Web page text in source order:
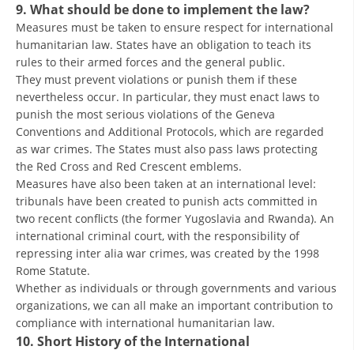
9. What should be done to implement the law?
Measures must be taken to ensure respect for international
humanitarian law. States have an obligation to teach its
rules to their armed forces and the general public.
They must prevent violations or punish them if these
nevertheless occur. In particular, they must enact laws to
punish the most serious violations of the Geneva
Conventions and Additional Protocols, which are regarded
as war crimes. The States must also pass laws protecting
the Red Cross and Red Crescent emblems.
Measures have also been taken at an international level:
tribunals have been created to punish acts committed in
two recent conflicts (the former Yugoslavia and Rwanda). An
international criminal court, with the responsibility of
repressing inter alia war crimes, was created by the 1998
Rome Statute.
Whether as individuals or through governments and various
organizations, we can all make an important contribution to
compliance with international humanitarian law.
10. Short History of the International